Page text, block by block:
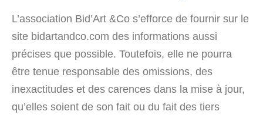
L’association Bid’Art &Co s’efforce de fournir sur le
site bidartandco.com des informations aussi
précises que possible. Toutefois, elle ne pourra
être tenue responsable des omissions, des
inexactitudes et des carences dans la mise à jour,
qu’elles soient de son fait ou du fait des tiers